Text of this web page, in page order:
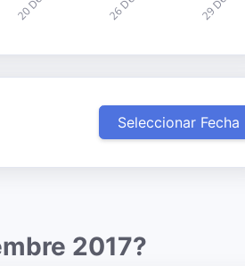
Seleccionar Fecha
2017?